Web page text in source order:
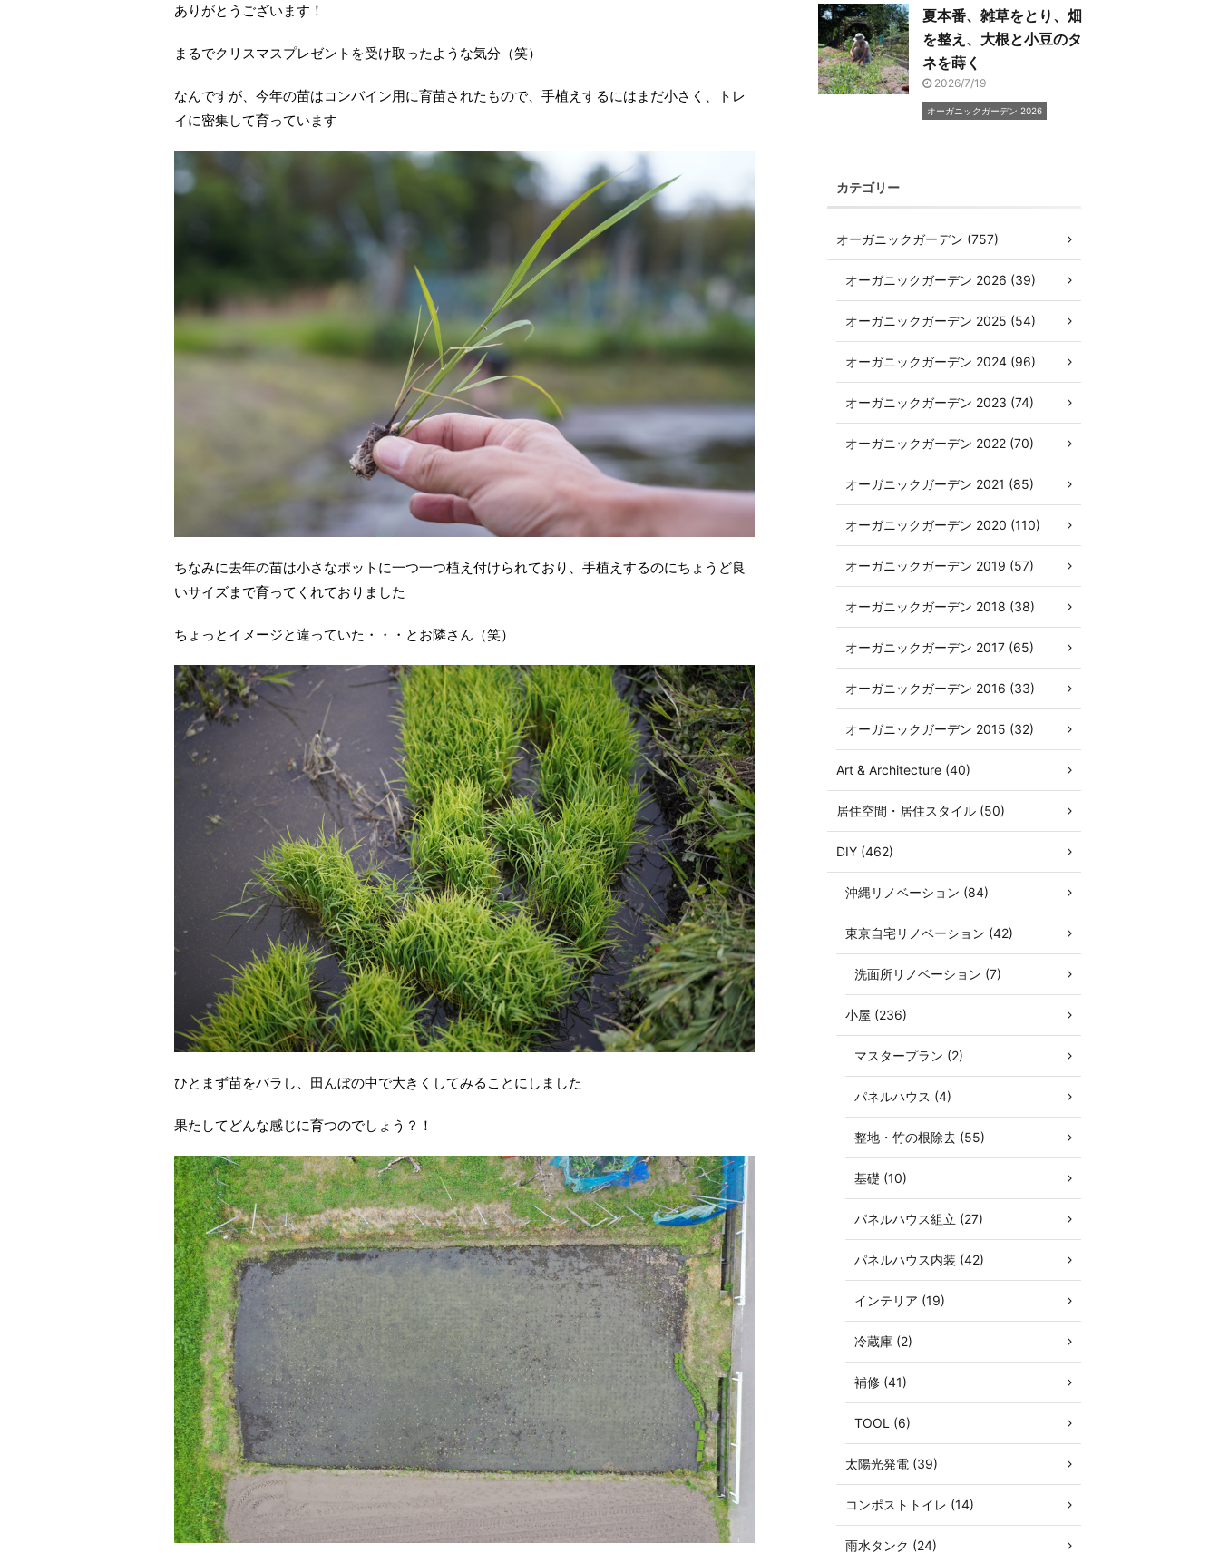
ありがとうございます！
まるでクリスマスプレゼントを受け取ったような気分（笑）
なんですが、今年の苗はコンバイン用に育苗されたもので、手植えするにはまだ小さく、トレ
イに密集して育っています
ちなみに去年の苗は小さなポットに一つ一つ植え付けられており、手植えするのにちょうど良
いサイズまで育ってくれておりました
ちょっとイメージと違っていた・・・とお隣さん（笑）
ひとまず苗をバラし、田んぼの中で大きくしてみることにしました
果たしてどんな感じに育つのでしょう？！
夏本番、雑草をとり、畑
を整え、大根と小豆のタ
ネを蒔く
2026/7/19
オーガニックガーデン 2026
カテゴリー
オーガニックガーデン (757)
オーガニックガーデン 2026 (39)
オーガニックガーデン 2025 (54)
オーガニックガーデン 2024 (96)
オーガニックガーデン 2023 (74)
オーガニックガーデン 2022 (70)
オーガニックガーデン 2021 (85)
オーガニックガーデン 2020 (110)
オーガニックガーデン 2019 (57)
オーガニックガーデン 2018 (38)
オーガニックガーデン 2017 (65)
オーガニックガーデン 2016 (33)
オーガニックガーデン 2015 (32)
Art & Architecture (40)
居住空間・居住スタイル (50)
DIY (462)
沖縄リノベーション (84)
東京自宅リノベーション (42)
洗面所リノベーション (7)
小屋 (236)
マスタープラン (2)
パネルハウス (4)
整地・竹の根除去 (55)
基礎 (10)
パネルハウス組立 (27)
パネルハウス内装 (42)
インテリア (19)
冷蔵庫 (2)
補修 (41)
TOOL (6)
太陽光発電 (39)
コンポストトイレ (14)
雨水タンク (24)